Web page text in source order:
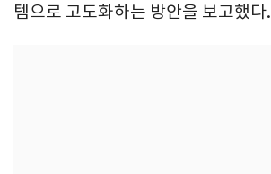
템으로 고도화하는 방안을 보고했다.